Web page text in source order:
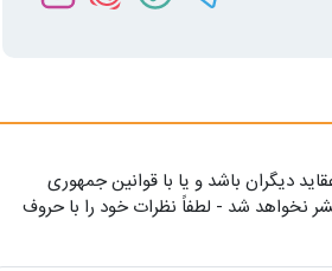
دیگران باشد و یا با قوانین جمهوری
نخواهد شد - لطفاً نظرات خود را با حروف